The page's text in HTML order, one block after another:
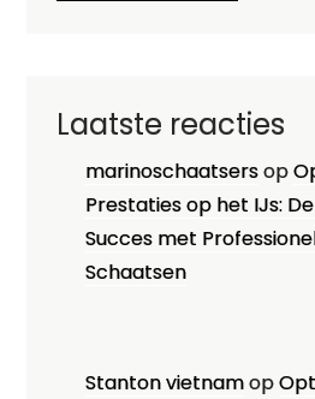
Laatste reacties
marinoschaatsersop
Prestaties op het IJs:
Succes met
Schaatsen
Stanton vietnamop